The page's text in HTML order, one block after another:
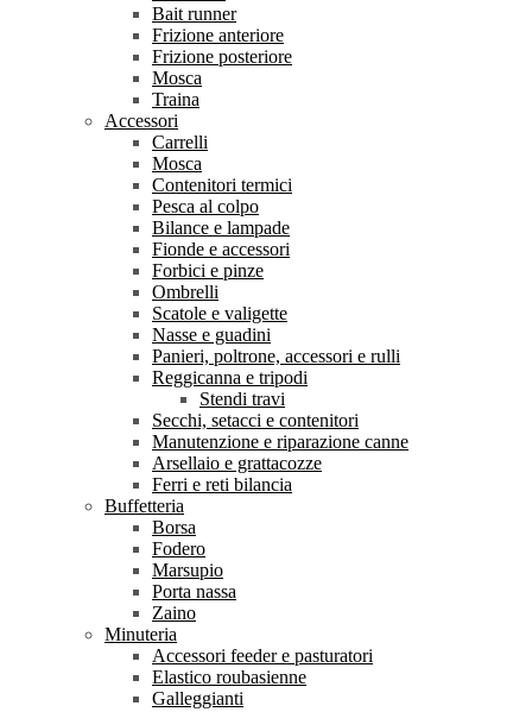
Bait runner
Frizione anteriore
Frizione posteriore
Mosca
Traina
Accessori
Carrelli
Mosca
Contenitori termici
Pesca al colpo
Bilance e lampade
Fionde e accessori
Forbici e pinze
Ombrelli
Scatole e valigette
Nasse e guadini
Panieri, poltrone, accessori e rulli
Reggicanna e tripodi
Stendi travi
Secchi, setacci e contenitori
Manutenzione e riparazione canne
Arsellaio e grattacozze
Ferri e reti bilancia
Buffetteria
Borsa
Fodero
Marsupio
Porta nassa
Zaino
Minuteria
Accessori feeder e pasturatori
Elastico roubasienne
Galleggianti